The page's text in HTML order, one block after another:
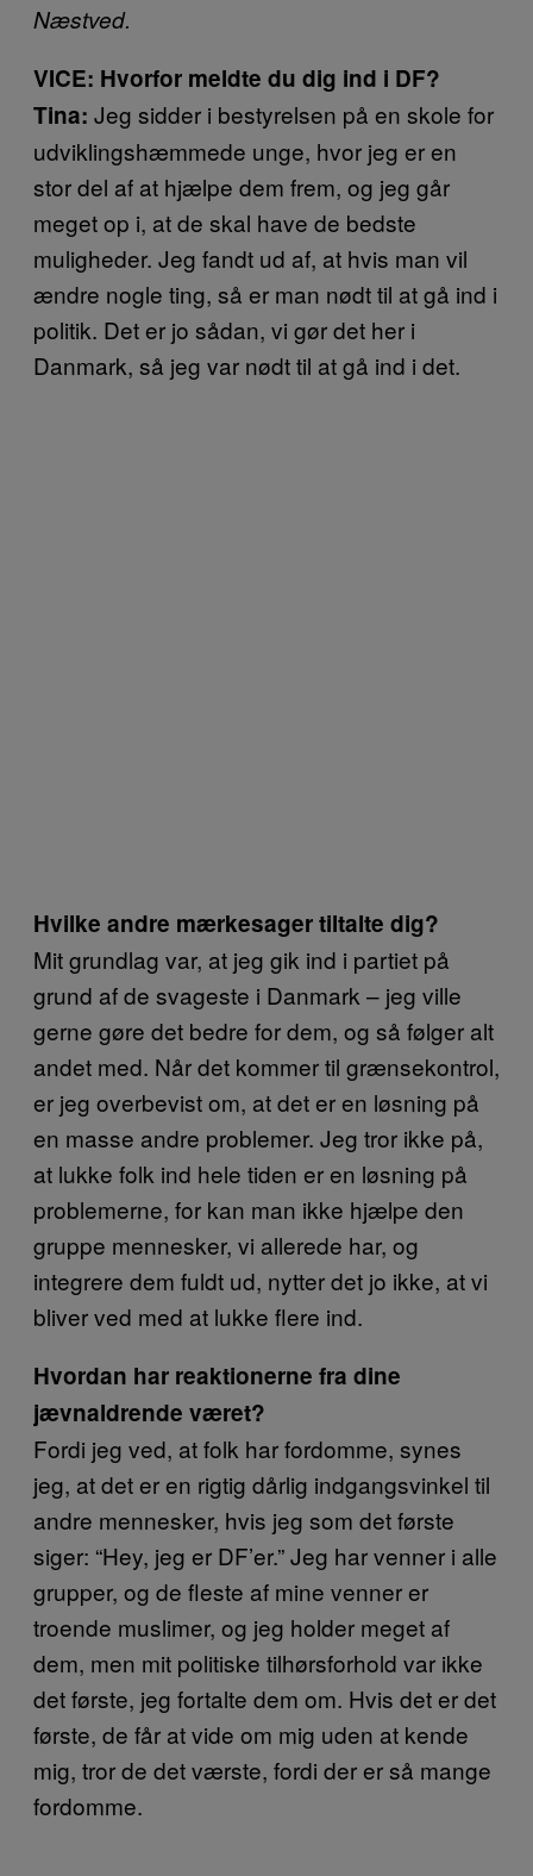
Næstved.
VICE: Hvorfor meldte du dig ind i DF?
Tina: Jeg sidder i bestyrelsen på en skole for
udviklingshæmmede unge, hvor jeg er en
stor del af at hjælpe dem frem, og jeg går
meget op i, at de skal have de bedste
muligheder. Jeg fandt ud af, at hvis man vil
ændre nogle ting, så er man nødt til at gå ind i
politik. Det er jo sådan, vi gør det her i
Danmark, så jeg var nødt til at gå ind i det.
Hvilke andre mærkesager tiltalte dig?
Mit grundlag var, at jeg gik ind i partiet på
grund af de svageste i Danmark – jeg ville
gerne gøre det bedre for dem, og så følger alt
andet med. Når det kommer til grænsekontrol,
er jeg overbevist om, at det er en løsning på
en masse andre problemer. Jeg tror ikke på,
at lukke folk ind hele tiden er en løsning på
problemerne, for kan man ikke hjælpe den
gruppe mennesker, vi allerede har, og
integrere dem fuldt ud, nytter det jo ikke, at vi
bliver ved med at lukke flere ind.
Hvordan har reaktionerne fra dine
jævnaldrende været?
Fordi jeg ved, at folk har fordomme, synes
jeg, at det er en rigtig dårlig indgangsvinkel til
andre mennesker, hvis jeg som det første
siger: “Hey, jeg er DF’er.” Jeg har venner i alle
grupper, og de fleste af mine venner er
troende muslimer, og jeg holder meget af
dem, men mit politiske tilhørsforhold var ikke
det første, jeg fortalte dem om. Hvis det er det
første, de får at vide om mig uden at kende
mig, tror de det værste, fordi der er så mange
fordomme.